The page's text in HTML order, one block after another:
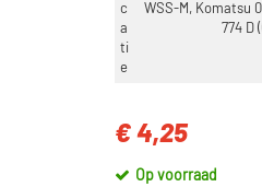
c
a
ti
e
WSS-M, Komatsu
774 D
€ 4,25
Op voorraad